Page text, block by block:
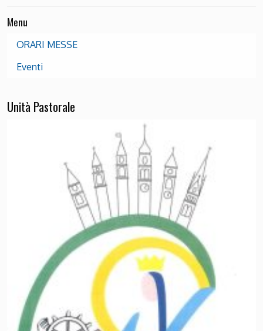
Menu
ORARI MESSE
Eventi
Unità Pastorale